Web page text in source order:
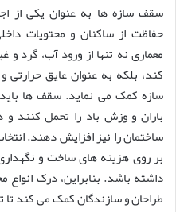
سقف سازه ها به عنوان یکی از
حفاظت از ساکنان و محتویات
معماری نه تنها از ورود آب، گرد
کند، بلکه به عنوان عایق
سازه کمک می نماید. سقف ها باید
باران و وزش باد را تحمل کنند
ساختمان را نیز افزایش دهند.
بر روی هزینه های ساخت و
داشته باشد. بنابراین، درک
طراحان و سازندگان کمک می کند تا